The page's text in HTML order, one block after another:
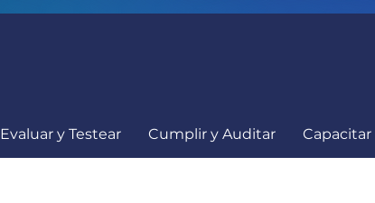
Evaluar y Testear Cumplir y Auditar Capacitar